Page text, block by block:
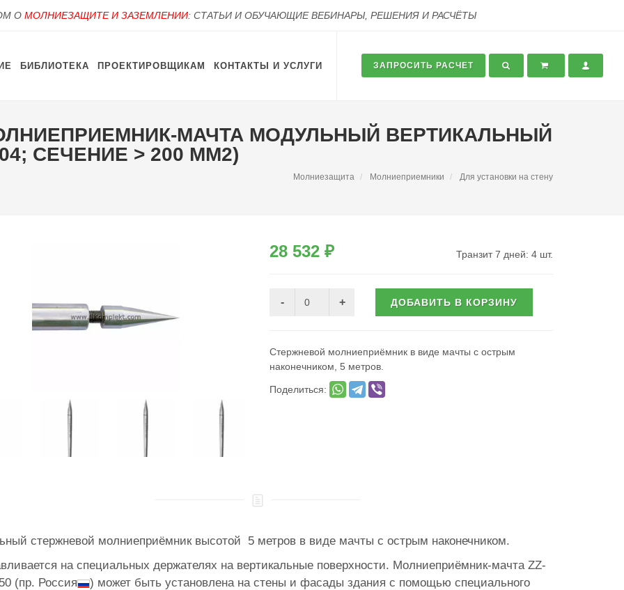
О МОЛНИЕЗАЩИТЕ И ЗАЗЕМЛЕНИИ: СТАТЬИ И ОБУЧАЮЩИЕ ВЕБИНАРЫ, РЕШЕНИЯ И РАСЧЁТЫ
БИБЛИОТЕКА ПРОЕКТИРОВЩИКАМ КОНТАКТЫ И УСЛУГИ ЗАПРОСИТЬ РАСЧЕТ
МАЧТА МОДУЛЬНЫЙ ВЕРТИКАЛЬНЫЙ
СЕЧЕНИЕ > 200 ММ2)
Молниезащита Молниеприемники Для установки на стену
28 532 ₽ Транзит 7 дней: 4 шт.
ДОБАВИТЬ В КОРЗИНУ
Cтержневой молниеприёмник в виде мачты с острым
наконечником, 5 метров.
Поделиться:
стержневой молниеприёмник высотой 5 метров в виде мачты с острым наконечником.
на специальных держателях на вертикальные поверхности. Молниеприёмник-мачта ZZ-
(пр. Россия
​) может быть установлена на стены и фасады здания с помощью специального